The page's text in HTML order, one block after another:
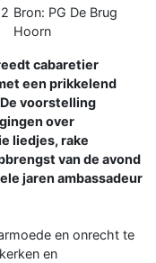
Bron: PG De Brug
Hoorn
cabaretier
een prikkelend
voorstelling
over
liedjes, rake
van de avond
jaren ambassadeur
en onrecht te
en